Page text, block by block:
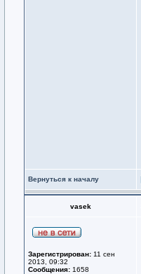
Вернуться к началу
vasek
Зарегистрирован: 11 сен
2013, 09:32
Сообщения: 1658